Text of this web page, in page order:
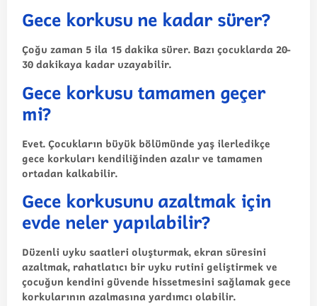
Gece korkusu ne kadar sürer?
Çoğu zaman 5 ila 15 dakika sürer. Bazı çocuklarda 20-
30 dakikaya kadar uzayabilir.
Gece korkusu tamamen geçer
mi?
Evet. Çocukların büyük bölümünde yaş ilerledikçe
gece korkuları kendiliğinden azalır ve tamamen
ortadan kalkabilir.
Gece korkusunu azaltmak için
evde neler yapılabilir?
Düzenli uyku saatleri oluşturmak, ekran süresini
azaltmak, rahatlatıcı bir uyku rutini geliştirmek ve
çocuğun kendini güvende hissetmesini sağlamak gece
korkularının azalmasına yardımcı olabilir.